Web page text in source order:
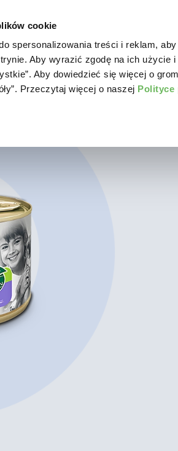
cookie
spersonalizowania treści i reklam,
Aby wyrazić zgodę na ich użycie
Aby dowiedzieć się więcej o
Przeczytaj więcej o naszej Polityce
WORLD OF LOVE DLA